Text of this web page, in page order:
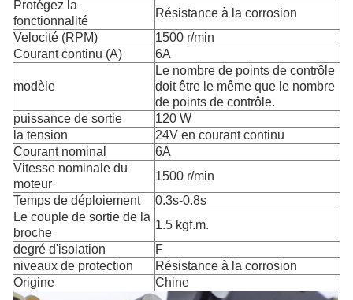
Protégez la
fonctionnalité
Résistance à la corrosion
Velocité (RPM)
1500 r/min
Courant continu (A)
6A
modèle
Le nombre de points de contrôle
doit être le même que le nombre
de points de contrôle.
puissance de sortie
120 W
la tension
24V en courant continu
Courant nominal
6A
Vitesse nominale du
moteur
1500 r/min
Temps de déploiement
0.3s-0.8s
Le couple de sortie de la
broche
1.5 kgf.m.
degré d'isolation
F
niveaux de protection
Résistance à la corrosion
Origine
Chine